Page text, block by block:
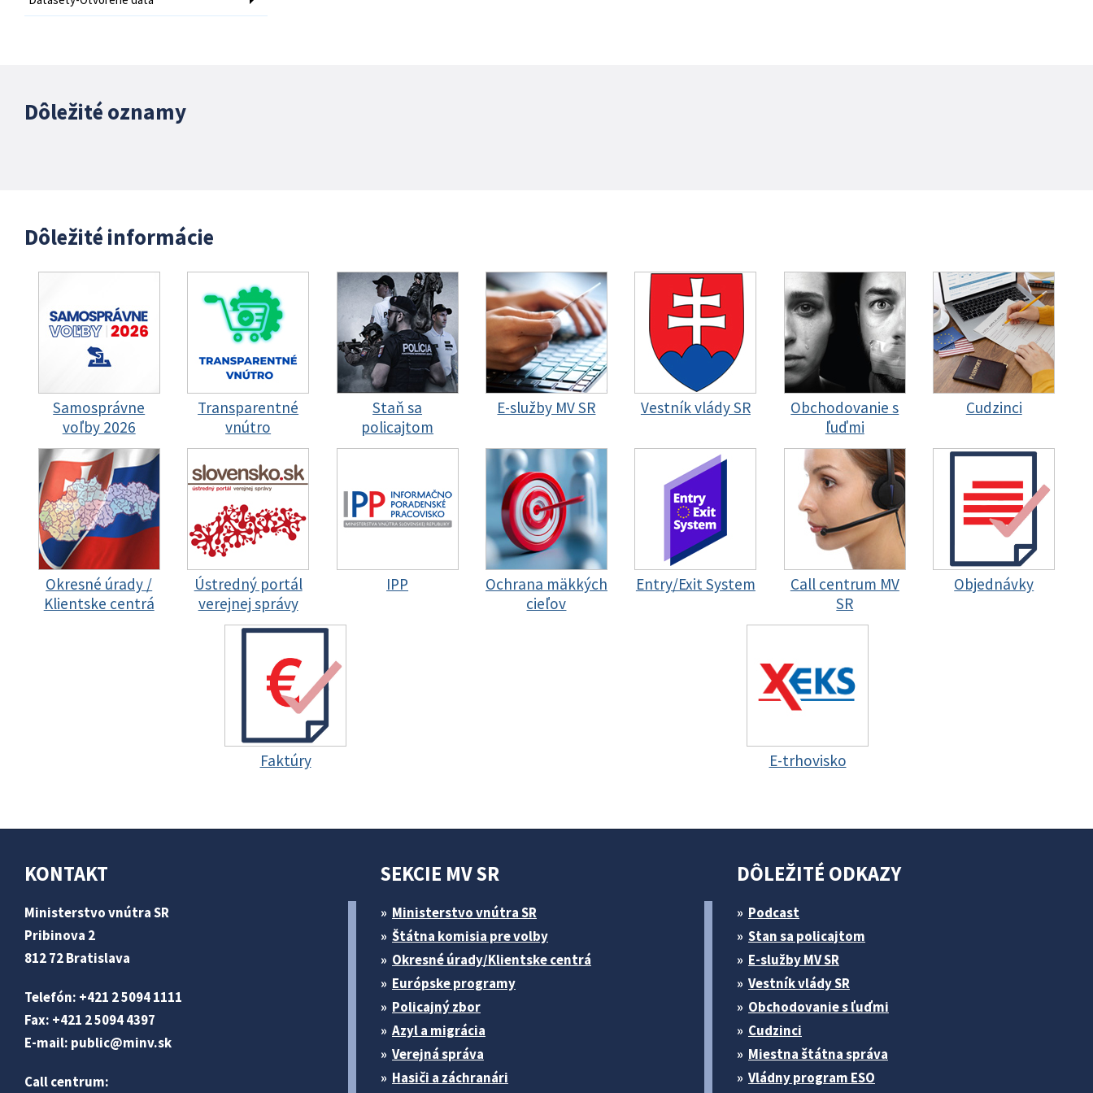
Dôležité oznamy
Dôležité informácie
Samosprávne
voľby 2026
Transparentné
vnútro
Staň sa
policajtom
E-služby MV SR Vestník vlády SR
Obchodovanie s
ľuďmi
Cudzinci
Okresné úrady /
Klientske centrá
Ústredný portál
verejnej správy
IPP
Ochrana mäkkých
cieľov
Entry/Exit System
Call centrum MV
SR
Objednávky
Faktúry E-trhovisko
KONTAKT
Ministerstvo vnútra SR
Pribinova 2
812 72 Bratislava
Telefón: +421 2 5094 1111
Fax: +421 2 5094 4397
E-mail: public@minv.sk
Call centrum:
SEKCIE MV SR
Ministerstvo vnútra SR
Štátna komisia pre volby
Okresné úrady/Klientske centrá
Európske programy
Policajný zbor
Azyl a migrácia
Verejná správa
Hasiči a záchranári
DÔLEŽITÉ ODKAZY
Podcast
Stan sa policajtom
E-služby MV SR
Vestník vlády SR
Obchodovanie s ľuďmi
Cudzinci
Miestna štátna správa
Vládny program ESO